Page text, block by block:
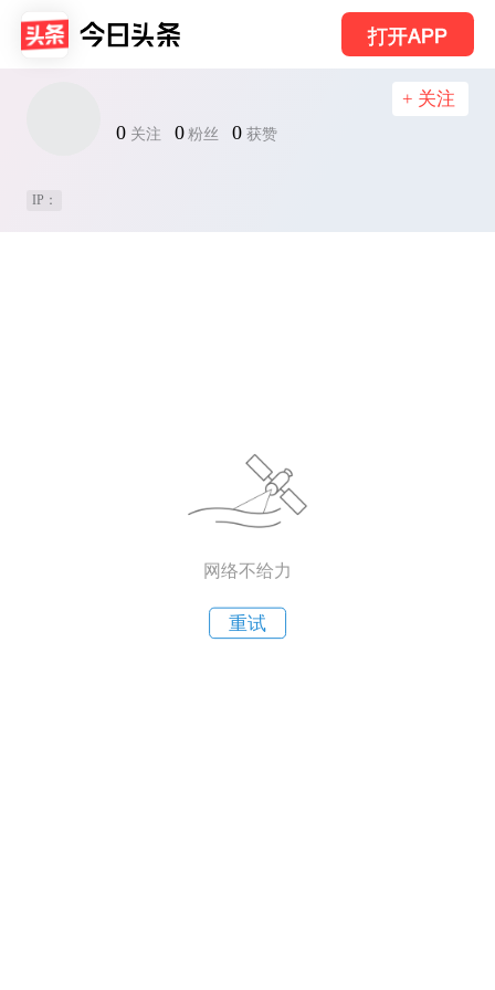
打开APP
0 关注 0 粉丝 0 获赞
+ 关注
IP：
网络不给力
重试